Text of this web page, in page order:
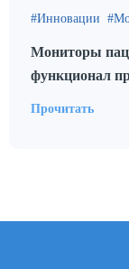
Инновации
Мониторы
функционал
Прочитать